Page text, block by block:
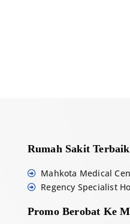
Rumah Sakit Terbaik
Mahkota Medical
Regency Specialist
Promo Berobat Ke